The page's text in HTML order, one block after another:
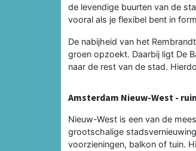
de levendige buurten van de
vooral als je flexibel bent in
De nabijheid van het
groen opzoekt. Daarbij ligt De
naar de rest van de stad.
Amsterdam Nieuw-West -
Nieuw-West is een van de
grootschalige
voorzieningen, balkon of tuin.